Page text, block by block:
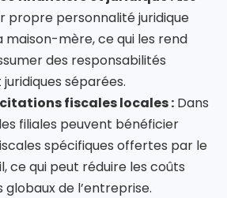
propre personnalité juridique
maison-mère, ce qui les rend
des responsabilités
séparées.
fiscales locales : Dans
filiales peuvent bénéficier
spécifiques offertes par le
ce qui peut réduire les coûts
de l’entreprise.